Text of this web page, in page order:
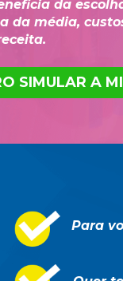
da
da média,
SIMULAR A
Para